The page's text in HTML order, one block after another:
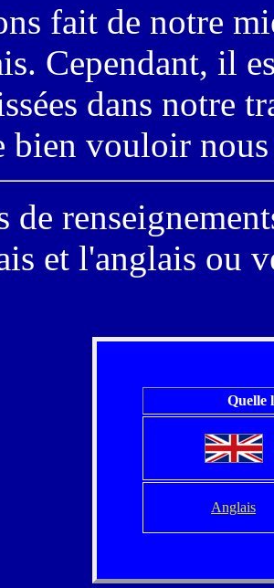
fait de notre
Cependant, il
dans notre
bien vouloir
de
et l'anglais ou
Quelle
Anglais